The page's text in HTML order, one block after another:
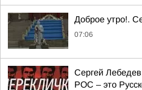
Доброе утро!.
07:06
Сергей
РОС – это